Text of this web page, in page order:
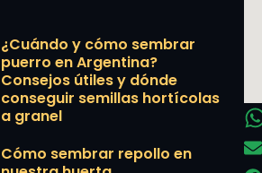
¿Cuándo y cómo sembrar
puerro en Argentina?
Consejos útiles y dónde
conseguir semillas hortícolas
a granel
Cómo sembrar repollo en